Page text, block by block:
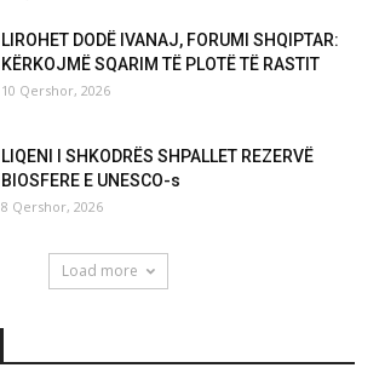
LIROHET DODË IVANAJ, FORUMI SHQIPTAR:
KËRKOJMË SQARIM TË PLOTË TË RASTIT
10 Qershor, 2026
LIQENI I SHKODRËS SHPALLET REZERVË
BIOSFERE E UNESCO-s
8 Qershor, 2026
Load more